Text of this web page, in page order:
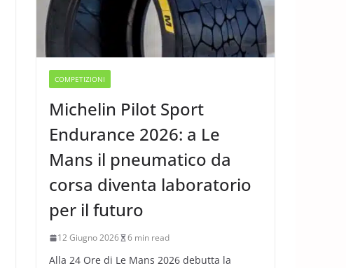
COMPETIZIONI
Michelin Pilot Sport
Endurance 2026: a Le
Mans il pneumatico da
corsa diventa laboratorio
per il futuro
12 Giugno 2026 6 min read
Alla 24 Ore di Le Mans 2026 debutta la